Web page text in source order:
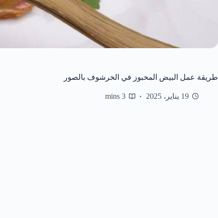
طريقة عمل البيض المخبوز في الخرشوف بالصور
19 يناير، 2025 3 mins